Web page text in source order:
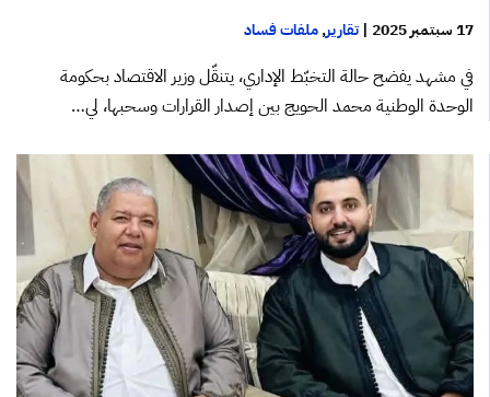
17 سبتمبر 2025 |تقارير,ملفات فساد
في مشهد يفضح حالة التخبّط الإداري، يتنقّل وزير الاقتصاد بحكومة
الوحدة الوطنية محمد الحويج بين إصدار القرارات وسحبها، لي…